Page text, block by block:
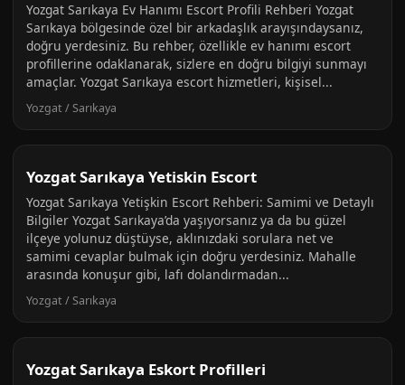
Yozgat Sarıkaya Ev Hanımı Escort Profili Rehberi Yozgat
Sarıkaya bölgesinde özel bir arkadaşlık arayışındaysanız,
doğru yerdesiniz. Bu rehber, özellikle ev hanımı escort
profillerine odaklanarak, sizlere en doğru bilgiyi sunmayı
amaçlar. Yozgat Sarıkaya escort hizmetleri, kişisel...
Yozgat / Sarıkaya
Yozgat Sarıkaya Yetiskin Escort
Yozgat Sarıkaya Yetişkin Escort Rehberi: Samimi ve Detaylı
Bilgiler Yozgat Sarıkaya’da yaşıyorsanız ya da bu güzel
ilçeye yolunuz düştüyse, aklınızdaki sorulara net ve
samimi cevaplar bulmak için doğru yerdesiniz. Mahalle
arasında konuşur gibi, lafı dolandırmadan...
Yozgat / Sarıkaya
Yozgat Sarıkaya Eskort Profilleri